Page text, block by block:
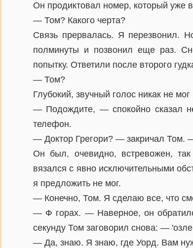
Он продиктовал номер, который уже
— Том? Какого черта?
Связь прервалась. Я перезвонил.
полминуты и позвонил еще раз.
попытку. Ответили после второго
— Том?
Глубокий, звучный голос никак не
— Подождите, — спокойно сказал
телефон.
— Доктор Грегори? — закричал Том.
Он был, очевидно, встревожен,
вязался с явно исключительными
я предложить не мог.
— Конечно, Том. Я сделаю все, что
— Ф горах. — Наверное, он
секунду Том заговорил снова: —
— Да, знаю. Я знаю, где Уорд. Вам